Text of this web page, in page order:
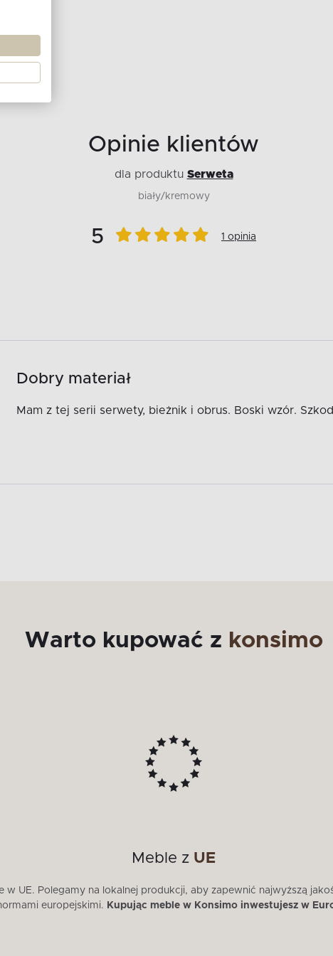
Opinie klientów
dla produktu Serweta
biały/kremowy
5 1 opinia
Dobry materiał
Mam z tej serii serwety, bieżnik i obrus. Boski wzór.
Warto kupować z konsimo
Meble z UE
w UE. Polegamy na lokalnej produkcji, aby zapewnić najwyższą
europejskimi.
Kupując meble w Konsimo inwestujesz w